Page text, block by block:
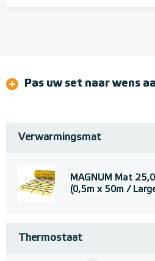
Pas uw set naar wens
Verwarmingsmat
MAGNUM Mat
(0,5m x 50m /
Thermostaat